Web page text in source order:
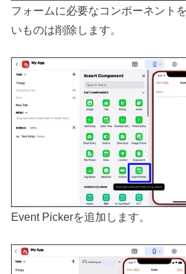
フォームに必要なコンポーネント
いものは削除します。
Event Pickerを追加します。